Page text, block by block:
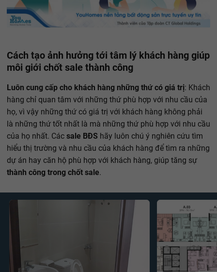
Cách tạo ảnh hưởng tới tâm lý khách hàng giúp
môi giới chốt sale thành công
Luôn cung cấp cho khách hàng những thứ có giá trị: Khách
hàng chỉ quan tâm với những thứ phù hợp với nhu cầu của
họ, vì vậy những thứ có giá trị với khách hàng không phải
là những thứ tốt nhất là mà những thứ phù hợp với nhu cầu
của họ nhất. Các sale BĐS hãy luôn chú ý nghiên cứu tìm
hiểu thị trường và nhu cầu của khách hàng để tìm ra những
dự án hay căn hộ phù hợp với khách hàng, giúp tăng sự
thành công trong chốt sale.